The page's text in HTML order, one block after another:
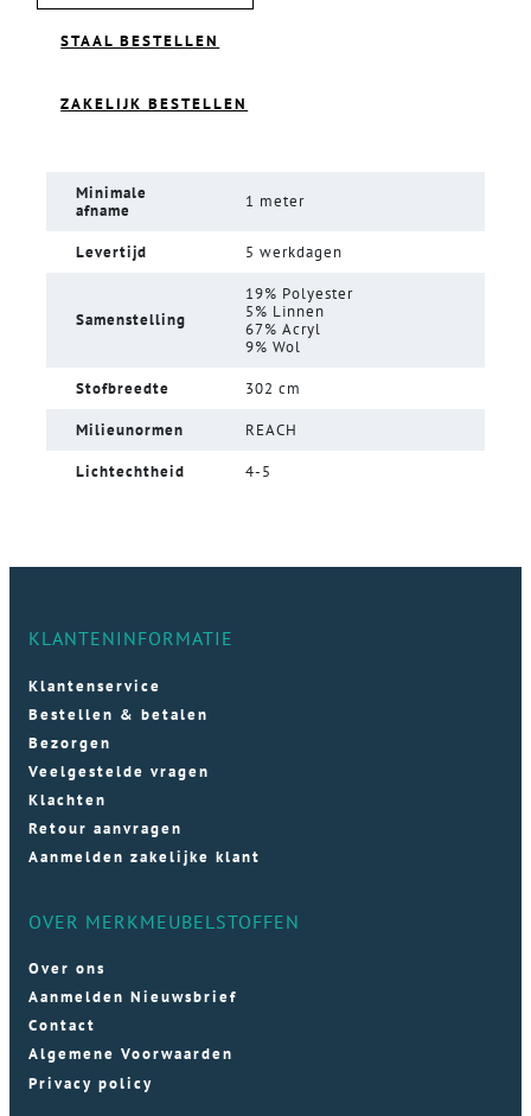
STAAL BESTELLEN
ZAKELIJK BESTELLEN
Minimale
afname
1 meter
Levertijd 5 werkdagen
Samenstelling
19% Polyester
5% Linnen
67% Acryl
9% Wol
Stofbreedte 302 cm
Milieunormen REACH
Lichtechtheid 4-5
KLANTENINFORMATIE
Klantenservice
Bestellen & betalen
Bezorgen
Veelgestelde vragen
Klachten
Retour aanvragen
Aanmelden zakelijke klant
OVER MERKMEUBELSTOFFEN
Over ons
Aanmelden Nieuwsbrief
Contact
Algemene Voorwaarden
Privacy policy